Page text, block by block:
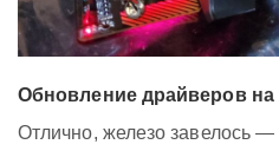
Обновление драйверов на
Отлично, железо завелось